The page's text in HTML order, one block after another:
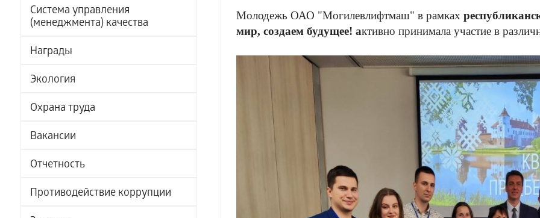
Система управления
(менеджмента) качества
Награды
Экология
Охрана труда
Вакансии
Отчетность
Противодействие коррупции
Молодежь ОАО "Могилевлифтмаш" в рамках
мир, создаем будущее! активно принимала участие в